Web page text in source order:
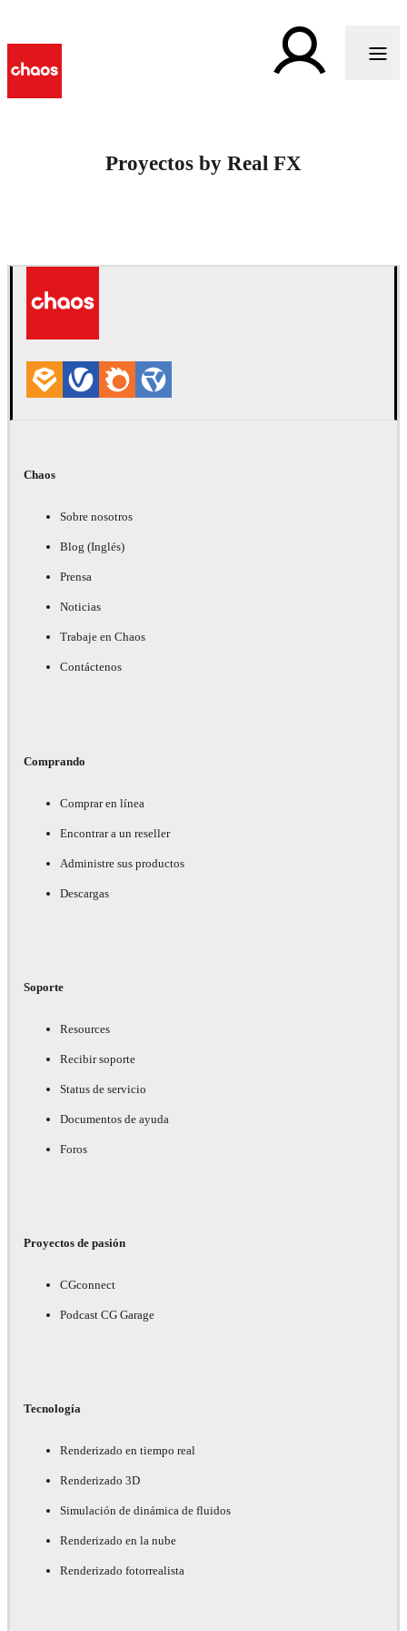
Proyectos by Real FX
Chaos
Sobre nosotros
Blog (Inglés)
Prensa
Noticias
Trabaje en Chaos
Contáctenos
Comprando
Comprar en línea
Encontrar a un reseller
Administre sus productos
Descargas
Soporte
Resources
Recibir soporte
Status de servicio
Documentos de ayuda
Foros
Proyectos de pasión
CGconnect
Podcast CG Garage
Tecnología
Renderizado en tiempo real
Renderizado 3D
Simulación de dinámica de fluidos
Renderizado en la nube
Renderizado fotorrealista